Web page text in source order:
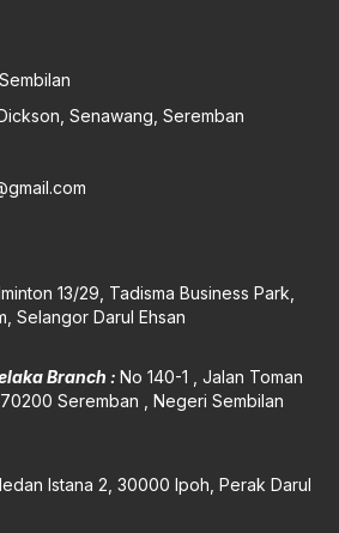
Senawang, Seremban
13/29, Tadisma Business Park,
Selangor Darul Ehsan
Branch : No 140-1 , Jalan Toman
Seremban , Negeri Sembilan
Istana 2, 30000 Ipoh, Perak Darul